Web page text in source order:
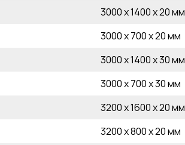
3000 x 1400 x 20 мм
3000 x 700 x 20 мм
3000 x 1400 x 30 мм
3000 x 700 x 30 мм
3200 x 1600 x 20 мм
3200 x 800 x 20 мм